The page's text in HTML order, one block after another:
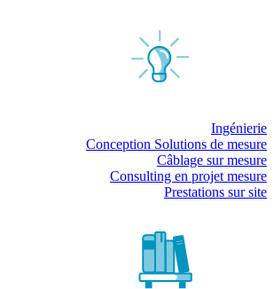
Ingénierie
Conception Solutions de mesure
Câblage sur mesure
Consulting en projet mesure
Prestations sur site